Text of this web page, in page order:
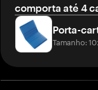
comporta até 4
Porta-
Tamanho: